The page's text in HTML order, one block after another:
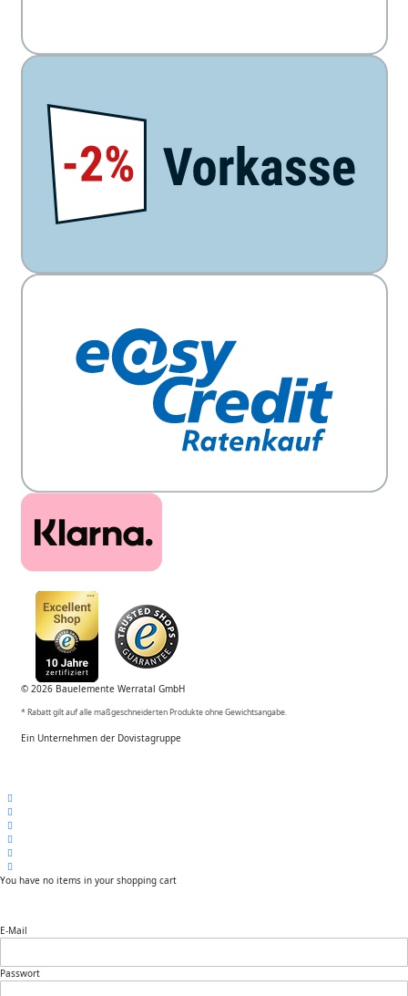
© 2026 Bauelemente Werratal GmbH
* Rabatt gilt auf alle maßgeschneiderten Produkte ohne Gewichtsangabe.
Ein Unternehmen der Dovistagruppe
You have no items in your shopping cart
E-Mail
Passwort